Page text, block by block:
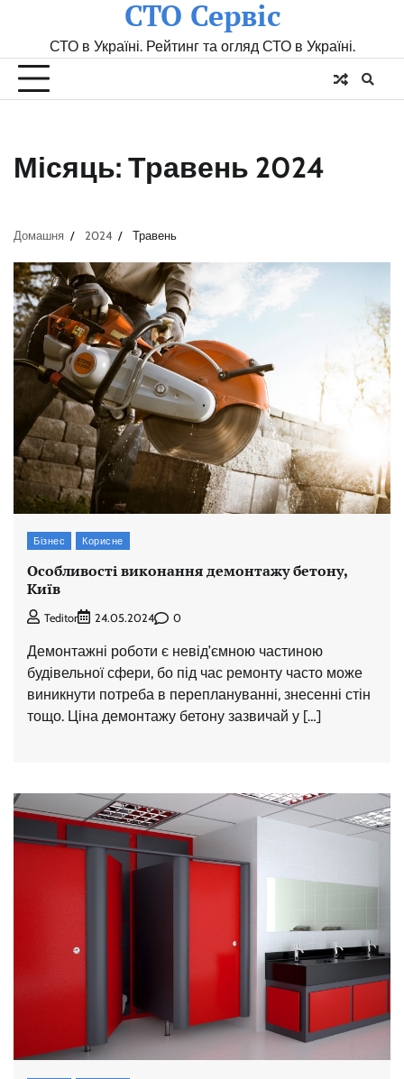
СТО Сервіс
СТО в Україні. Рейтинг та огляд СТО в Україні.
Місяць: Травень 2024
Домашня 2024 Травень
Бізнес Корисне
Особливості виконання демонтажу бетону,
Київ
Teditor 24.05.2024 0
Демонтажні роботи є невід’ємною частиною
будівельної сфери, бо під час ремонту часто може
виникнути потреба в переплануванні, знесенні стін
тощо. Ціна демонтажу бетону зазвичай у […]